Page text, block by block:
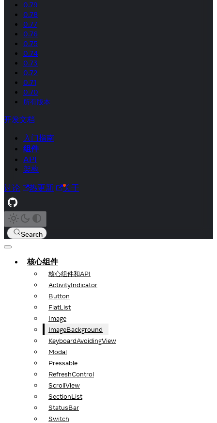
0.79
0.78
0.77
0.76
0.75
0.74
0.73
0.72
0.71
0.70
所有版本
开发文档
入门指南
组件
API
架构
讨论 热更新 关于
Search
核心组件
核心组件和API
ActivityIndicator
Button
FlatList
Image
ImageBackground
KeyboardAvoidingView
Modal
Pressable
RefreshControl
ScrollView
SectionList
StatusBar
Switch